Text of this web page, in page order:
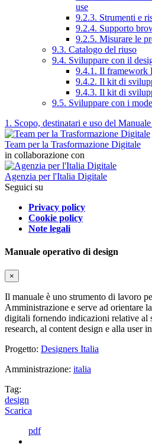
use
9.2.3. Strumenti e
9.2.4. Supporto
9.2.5. Misurare le
9.3. Catalogo del riuso
9.4. Sviluppare con il
9.4.1. Il framework
9.4.2. Il kit di
9.4.3. Il kit di
9.5. Sviluppare con i
1. Scopo, destinatari e uso del
Team per la Trasformazione Digitale
in collaborazione con
Agenzia per l'Italia Digitale
Seguici su
Privacy policy
Cookie policy
Note legali
Manuale operativo di design
×
Il manuale è uno strumento di lavoro
Amministrazione e serve ad orientare
digitali fornendo indicazioni relative al
research, al content design e alla user
Progetto: Designers Italia
Amministrazione: italia
Tag:
design
Scarica
pdf